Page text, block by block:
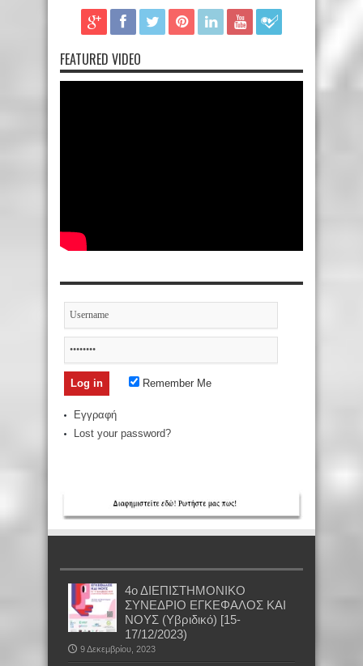
FEATURED VIDEO
Remember Me
Εγγραφή
Lost your password?
4ο ΔΙΕΠΙΣΤΗΜΟΝΙΚΟ
ΣΥΝΕΔΡΙΟ ΕΓΚΕΦΑΛΟΣ ΚΑΙ
ΝΟΥΣ (Υβριδικό) [15-
17/12/2023)
9 Δεκεμβρίου, 2023